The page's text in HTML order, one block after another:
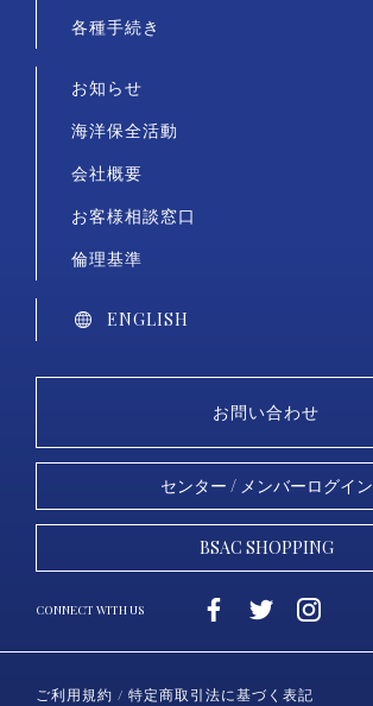
各種手続き
お知らせ
海洋保全活動
会社概要
お客様相談窓口
倫理基準
ENGLISH
お問い合わせ
センター / メンバーログイン
BSAC SHOPPING
ご利用規約 / 特定商取引法に基づく表記